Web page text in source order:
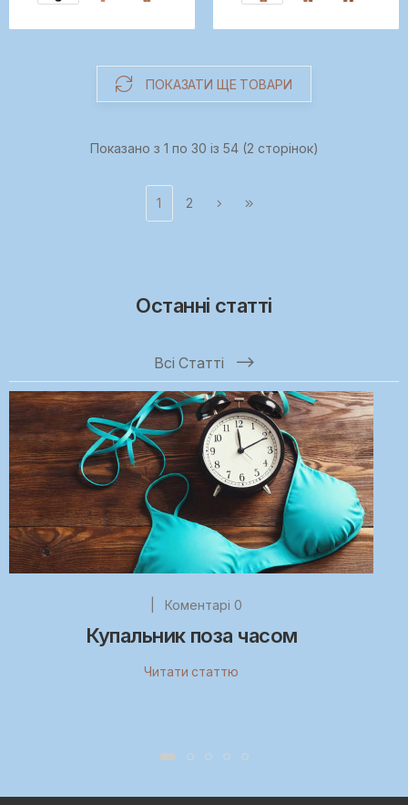
ПОКАЗАТИ ЩЕ ТОВАРИ
Показано з 1 по 30 із 54 (2 сторінок)
1 2
Останні статті
Всі Статті
Коментарі 0
Купальник поза часом
Читати статтю